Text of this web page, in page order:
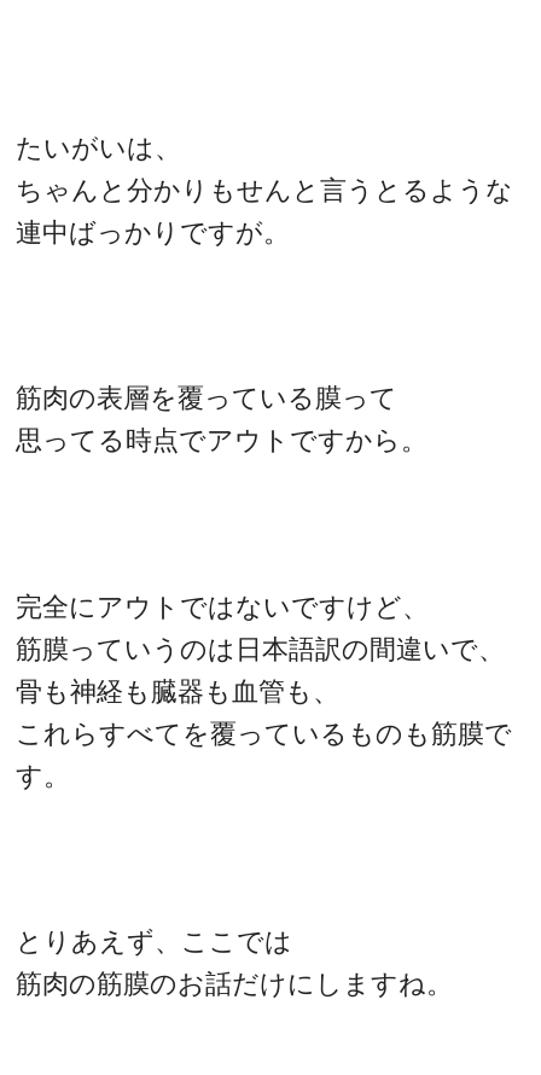
たいがいは、
ちゃんと分かりもせんと言うとるような
連中ばっかりですが。
筋肉の表層を覆っている膜って
思ってる時点でアウトですから。
完全にアウトではないですけど、
筋膜っていうのは日本語訳の間違いで、
骨も神経も臓器も血管も、
これらすべてを覆っているものも筋膜で
す。
とりあえず、ここでは
筋肉の筋膜のお話だけにしますね。